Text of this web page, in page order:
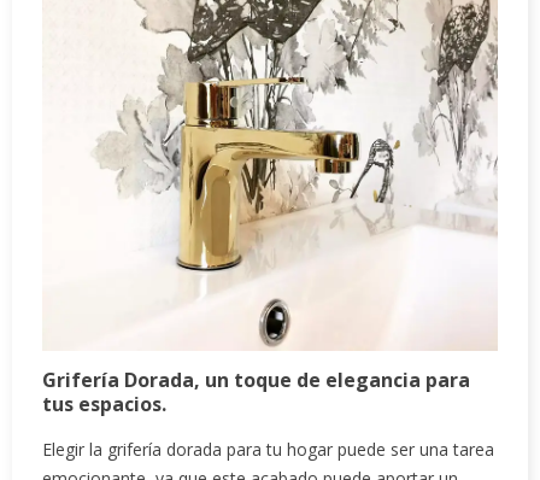
Grifería Dorada, un toque de elegancia para
tus espacios.
Elegir la grifería dorada para tu hogar puede ser una tarea